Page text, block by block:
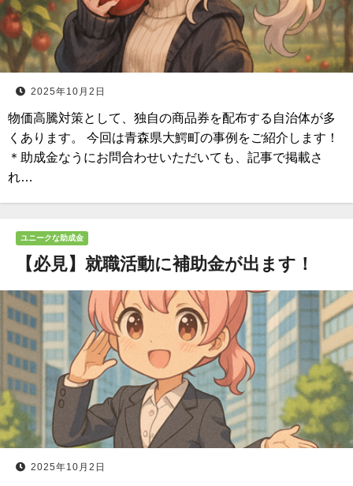
2025年10月2日
物価高騰対策として、独自の商品券を配布する自治体が多
くあります。 今回は青森県大鰐町の事例をご紹介します！
＊助成金なうにお問合わせいただいても、記事で掲載さ
れ…
ユニークな助成金
【必見】就職活動に補助金が出ます！
2025年10月2日